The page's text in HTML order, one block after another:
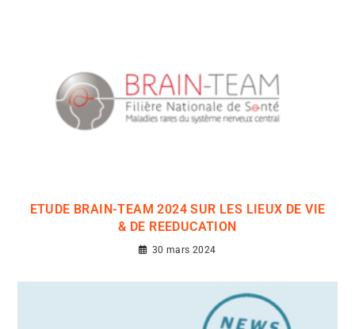
ETUDE BRAIN-TEAM 2024 SUR LES LIEUX DE VIE
& DE REEDUCATION
30 mars 2024